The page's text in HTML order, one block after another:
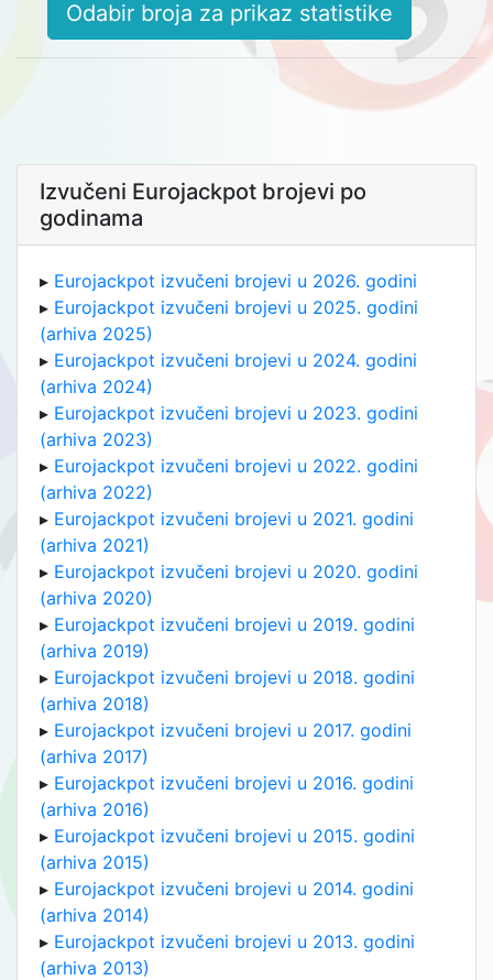
Odabir broja za prikaz statistike
Izvučeni Eurojackpot brojevi po
godinama
▸ Eurojackpot izvučeni brojevi u 2026. godini
▸ Eurojackpot izvučeni brojevi u 2025. godini
(arhiva 2025)
▸ Eurojackpot izvučeni brojevi u 2024. godini
(arhiva 2024)
▸ Eurojackpot izvučeni brojevi u 2023. godini
(arhiva 2023)
▸ Eurojackpot izvučeni brojevi u 2022. godini
(arhiva 2022)
▸ Eurojackpot izvučeni brojevi u 2021. godini
(arhiva 2021)
▸ Eurojackpot izvučeni brojevi u 2020. godini
(arhiva 2020)
▸ Eurojackpot izvučeni brojevi u 2019. godini
(arhiva 2019)
▸ Eurojackpot izvučeni brojevi u 2018. godini
(arhiva 2018)
▸ Eurojackpot izvučeni brojevi u 2017. godini
(arhiva 2017)
▸ Eurojackpot izvučeni brojevi u 2016. godini
(arhiva 2016)
▸ Eurojackpot izvučeni brojevi u 2015. godini
(arhiva 2015)
▸ Eurojackpot izvučeni brojevi u 2014. godini
(arhiva 2014)
▸ Eurojackpot izvučeni brojevi u 2013. godini
(arhiva 2013)